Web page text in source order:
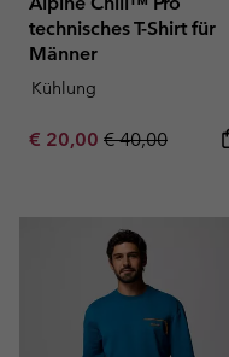
technisches T-Shirt für
Männer
Kühlung
Sale price:
€ 20,00 Regular price:
€ 40,00